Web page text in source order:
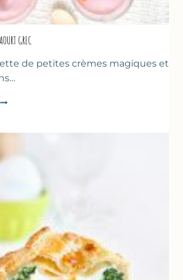
GREC
de petites crèmes magiques et
CRÈMES